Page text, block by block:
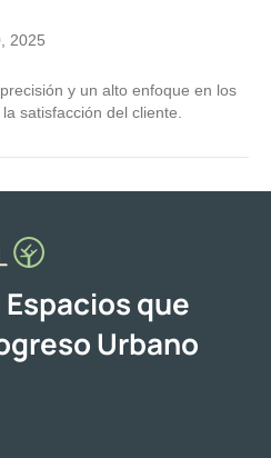
2025
y un alto enfoque en los
satisfacción del cliente.
que
Urbano